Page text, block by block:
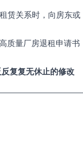
赁关系时，向房东或
质量厂房退租申请书
复复无休止的修改